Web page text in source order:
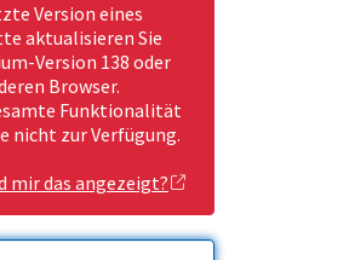
Version eines
aktualisieren Sie
Version 138 oder
Browser.
Funktionalität
nicht zur Verfügung.
mir das angezeigt?